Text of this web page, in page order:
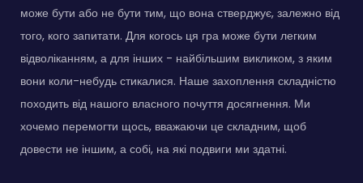
може бути або не бути тим, що вона стверджує, залежно від
того, кого запитати. Для когось ця гра може бути легким
відволіканням, а для інших - найбільшим викликом, з яким
вони коли-небудь стикалися. Наше захоплення складністю
походить від нашого власного почуття досягнення. Ми
хочемо перемогти щось, вважаючи це складним, щоб
довести не іншим, а собі, на які подвиги ми здатні.